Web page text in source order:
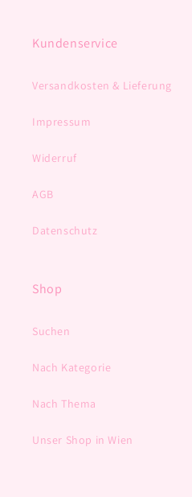
Kundenservice
Versandkosten & Lieferung
Impressum
Widerruf
AGB
Datenschutz
Shop
Suchen
Nach Kategorie
Nach Thema
Unser Shop in Wien